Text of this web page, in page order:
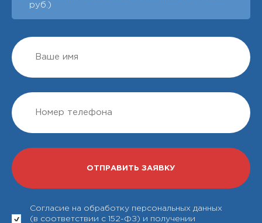
руб.)
Согласие на обработку персональных данных
(в соответствии с 152-ФЗ) и получении